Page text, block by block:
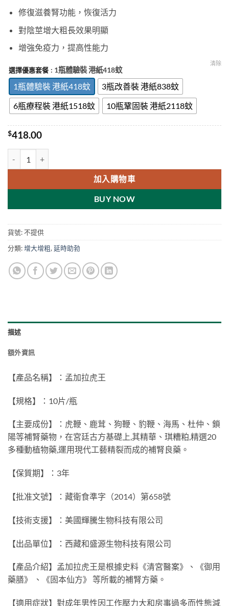
修復滋養腎功能，恢復活力
對陰莖增大粗長效果明顯
增強免疫力，提高性能力
選擇優惠套餐 : 1瓶體驗裝 港紙418蚊
1瓶體驗裝 港紙418蚊
3瓶改善裝 港紙838蚊
6瓶療程裝 港紙1518蚊
10瓶鞏固裝 港紙2118蚊
清除
$418.00
加入購物車
BUY NOW
貨號:不提供
分類:增大增粗, 延時助勃
描述
額外資訊
【產品名稱】：孟加拉虎王
【規格】：10片/瓶
【主要成份】：虎鞭、鹿茸、狗鞭、豹鞭、海馬、杜仲、鎖
陽等補腎藥物，在宮廷古方基礎上,其精華、琪糟粕,精選20
多種動植物藥,運用現代工藝精裂而成的補腎良藥。
【保質期】：3年
【批准文號】：藏衛食準字（2014）第658號
【技術支援】：美國輝騰生物科技有限公司
【出品單位】：西藏和盛源生物科技有限公司
【產品介紹】孟加拉虎王是根據史料《清宮醫案》、《御用
藥膳》 、《固本仙方》 等所載的補腎方藥。
【適用症狀】對成年男性因工作壓力大和房事過多而性態減